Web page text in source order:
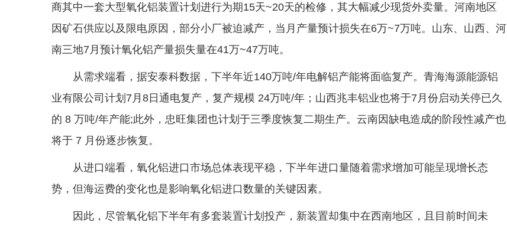
商其中一套大型氧化铝装置计划进行为期15天~20天的检修，其大幅减少现货外卖量。河南地区
因矿石供应以及限电原因，部分小厂被迫减产，当月产量预计损失在6万~7万吨。山东、山西、河
南三地7月预计氧化铝产量损失量在41万~47万吨。
从需求端看，据安泰科数据，下半年近140万吨/年电解铝产能将面临复产。青海海源能源铝
业有限公司计划7月8日通电复产，复产规模 24万吨/年；山西兆丰铝业也将于7月份启动关停已久
的 8 万吨/年产能;此外，忠旺集团也计划于三季度恢复二期生产。云南因缺电造成的阶段性减产也
将于 7 月份逐步恢复。
从进口端看，氧化铝进口市场总体表现平稳，下半年进口量随着需求增加可能呈现增长态
势，但海运费的变化也是影响氧化铝进口数量的关键因素。
因此，尽管氧化铝下半年有多套装置计划投产，新装置却集中在西南地区，且目前时间未